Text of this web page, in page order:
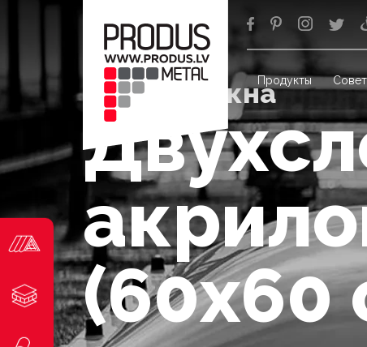
Продукты
Верхние окна
(60x60